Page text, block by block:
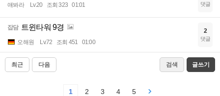
얘봐라 Lv.20 조회 323 01:01 댓글
잡담 트윈타워 9경
오해원 Lv.72 조회 451 01:00
2
댓글
최근 다음 검색 글쓰기
1 2 3 4 5